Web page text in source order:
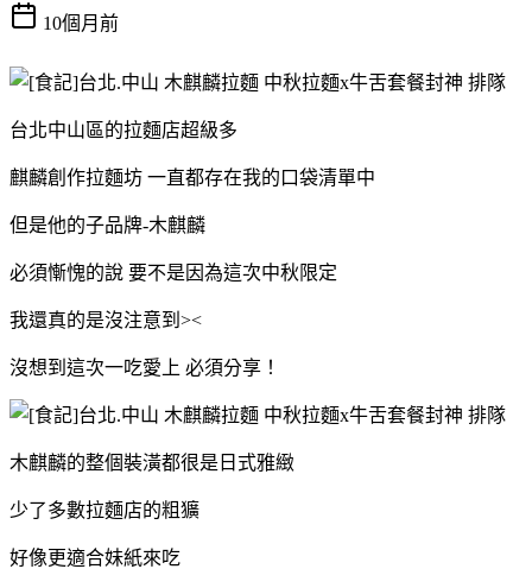
10個月前
台北中山區的拉麵店超級多
麒麟創作拉麵坊 一直都存在我的口袋清單中
但是他的子品牌-木麒麟
必須慚愧的說 要不是因為這次中秋限定
我還真的是沒注意到><
沒想到這次一吃愛上 必須分享！
木麒麟的整個裝潢都很是日式雅緻
少了多數拉麵店的粗獷
好像更適合妹紙來吃